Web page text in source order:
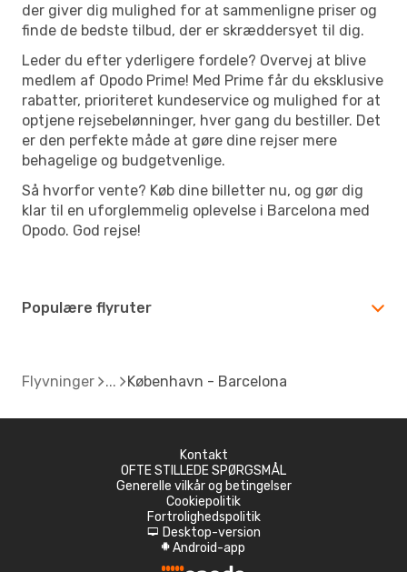
der giver dig mulighed for at sammenligne priser og
finde de bedste tilbud, der er skræddersyet til dig.
Leder du efter yderligere fordele? Overvej at blive
medlem af Opodo Prime! Med Prime får du eksklusive
rabatter, prioriteret kundeservice og mulighed for at
optjene rejsebelønninger, hver gang du bestiller. Det
er den perfekte måde at gøre dine rejser mere
behagelige og budgetvenlige.
Så hvorfor vente? Køb dine billetter nu, og gør dig
klar til en uforglemmelig oplevelse i Barcelona med
Opodo. God rejse!
Populære flyruter
Flyvninger København - Barcelona
Kontakt
OFTE STILLEDE SPØRGSMÅL
Generelle vilkår og betingelser
Cookiepolitik
Fortrolighedspolitik
d Desktop-version
A Android-app